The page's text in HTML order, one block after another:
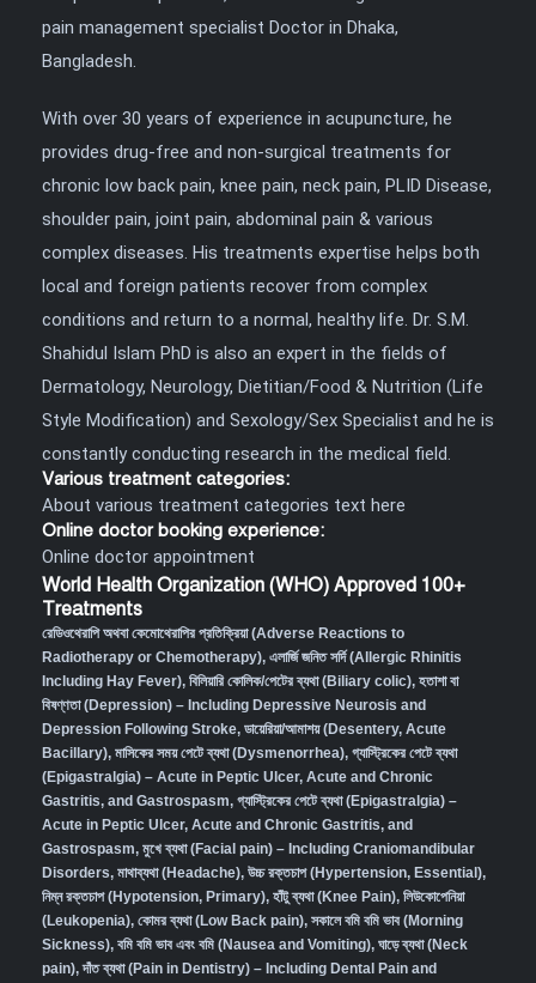
pain management specialist Doctor in Dhaka,
Bangladesh.
With over 30 years of experience in acupuncture, he
provides drug-free and non-surgical treatments for
chronic low back pain, knee pain, neck pain, PLID Disease,
shoulder pain, joint pain, abdominal pain & various
complex diseases. His treatments expertise helps both
local and foreign patients recover from complex
conditions and return to a normal, healthy life. Dr. S.M.
Shahidul Islam PhD is also an expert in the fields of
Dermatology, Neurology, Dietitian/Food & Nutrition (Life
Style Modification) and Sexology/Sex Specialist and he is
constantly conducting research in the medical field.
Various treatment categories:
About various treatment categories text here
Online doctor booking experience:
Online doctor appointment
World Health Organization (WHO) Approved 100+
Treatments
রেডিওথেরাপি অথবা কেমোথেরাপির প্রতিক্রিয়া (Adverse Reactions to
Radiotherapy or Chemotherapy), এলার্জি জনিত সর্দি (Allergic Rhinitis
Including Hay Fever), বিলিয়ারি কোলিক/পেটের ব্যথা (Biliary colic), হতাশা বা
বিষণ্ণতা (Depression) – Including Depressive Neurosis and
Depression Following Stroke, ডায়েরিয়া/আমাশয় (Desentery, Acute
Bacillary), মাসিকের সময় পেটে ব্যথা (Dysmenorrhea), গ্যাস্ট্রিকের পেটে ব্যথা
(Epigastralgia) – Acute in Peptic Ulcer, Acute and Chronic
Gastritis, and Gastrospasm, গ্যাস্ট্রিকের পেটে ব্যথা (Epigastralgia) –
Acute in Peptic Ulcer, Acute and Chronic Gastritis, and
Gastrospasm, মুখে ব্যথা (Facial pain) – Including Craniomandibular
Disorders, মাথাব্যথা (Headache), উচ্চ রক্তচাপ (Hypertension, Essential),
নিম্ন রক্তচাপ (Hypotension, Primary), হাঁটু ব্যথা (Knee Pain), লিউকোপেনিয়া
(Leukopenia), কোমর ব্যথা (Low Back pain), সকালে বমি বমি ভাব (Morning
Sickness), বমি বমি ভাব এবং বমি (Nausea and Vomiting), ঘাড়ে ব্যথা (Neck
pain),দাঁত ব্যথা (Pain in Dentistry) – Including Dental Pain and